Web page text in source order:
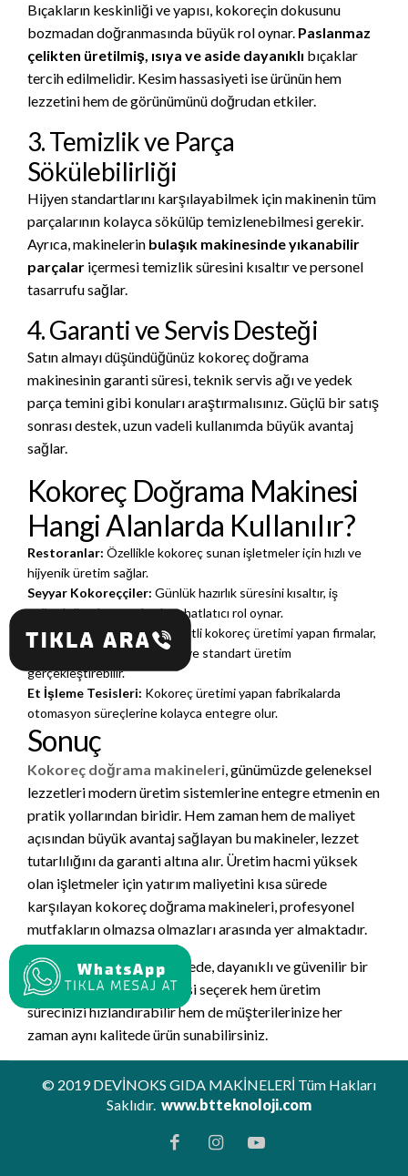
Bıçakların keskinliği ve yapısı, kokoreçin dokusunu
bozmadan doğranmasında büyük rol oynar. Paslanmaz
çelikten üretilmiş, ısıya ve aside dayanıklı bıçaklar
tercih edilmelidir. Kesim hassasiyeti ise ürünün hem
lezzetini hem de görünümünü doğrudan etkiler.
3. Temizlik ve Parça
Sökülebilirliği
Hijyen standartlarını karşılayabilmek için makinenin tüm
parçalarının kolayca sökülüp temizlenebilmesi gerekir.
Ayrıca, makinelerin bulaşık makinesinde yıkanabilir
parçalar içermesi temizlik süresini kısaltır ve personel
tasarrufu sağlar.
4. Garanti ve Servis Desteği
Satın almayı düşündüğünüz kokoreç doğrama
makinesinin garanti süresi, teknik servis ağı ve yedek
parça temini gibi konuları araştırmalısınız. Güçlü bir satış
sonrası destek, uzun vadeli kullanımda büyük avantaj
sağlar.
Kokoreç Doğrama Makinesi
Hangi Alanlarda Kullanılır?
Restoranlar: Özellikle kokoreç sunan işletmeler için hızlı ve
hijyenik üretim sağlar.
Seyyar Kokoreççiler: Günlük hazırlık süresini kısaltır, iş
yoğunluğu olan saatlerde rahatlatıcı rol oynar.
Hazır Gıda Üreticileri:Paketli kokoreç üretimi yapan firmalar,
bu makineler sayesinde seri ve standart üretim
gerçekleştirebilir.
Et İşleme Tesisleri: Kokoreç üretimi yapan fabrikalarda
otomasyon süreçlerine kolayca entegre olur.
Sonuç
Kokoreç doğrama makineleri, günümüzde geleneksel
lezzetleri modern üretim sistemlerine entegre etmenin en
pratik yollarından biridir. Hem zaman hem de maliyet
açısından büyük avantaj sağlayan bu makineler, lezzet
tutarlılığını da garanti altına alır. Üretim hacmi yüksek
olan işletmeler için yatırım maliyetini kısa sürede
karşılayan kokoreç doğrama makineleri, profesyonel
mutfakların olmazsa olmazları arasında yer almaktadır.
İşletmenize uygun kapasitede, dayanıklı ve güvenilir bir
kokoreç doğrama makinesi seçerek hem üretim
sürecinizi hızlandırabilir hem de müşterilerinize her
zaman aynı kalitede ürün sunabilirsiniz.
© 2019 DEVİNOKS GIDA MAKİNELERİ Tüm Hakları
Saklıdır. www.btteknoloji.com